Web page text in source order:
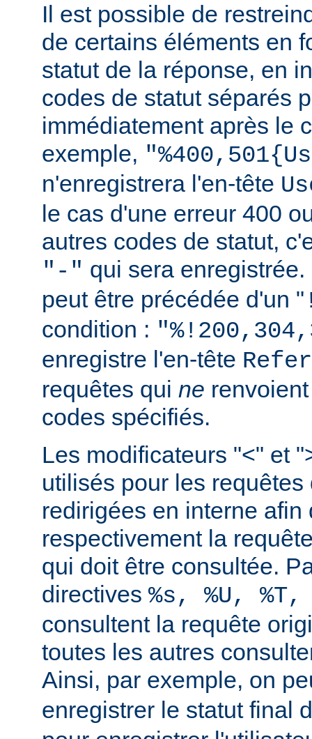
Il est possible de
de certains éléments en
statut de la réponse, en
codes de statut séparés
immédiatement après le
exemple,
n'enregistrera l'en-tête
le cas d'une erreur 400
autres codes de statut,
"-" qui sera
peut être précédée d'un "
condition :
enregistre l'en-tête
requêtes qui ne
codes spécifiés.
Les modificateurs "<" et
utilisés pour les requêtes
redirigées en interne afin
respectivement la
qui doit être consultée.
directives %s, %U, %T,
consultent la requête
toutes les autres
Ainsi, par exemple, on
enregistrer le statut final